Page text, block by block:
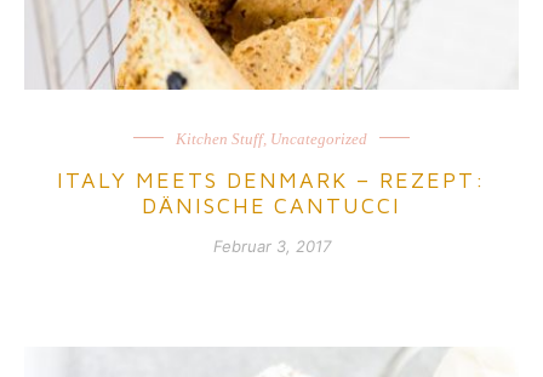
Kitchen Stuff, Uncategorized
ITALY MEETS DENMARK – REZEPT:
DÄNISCHE CANTUCCI
Februar 3, 2017